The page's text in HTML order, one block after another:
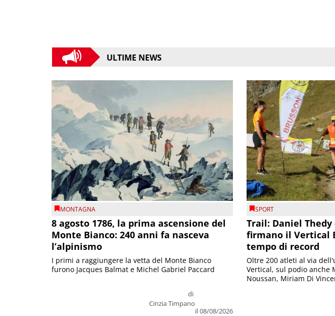
ULTIME NEWS
MONTAGNA
8 agosto 1786, la prima ascensione del
Monte Bianco: 240 anni fa nasceva
l’alpinismo
di
Cinzia Timpano
il 08/08/2026
I primi a raggiungere la vetta del Monte Bianco
furono Jacques Balmat e Michel Gabriel Paccard
SPORT
Trail: Daniel
firmano il Vertical
tempo di record
Oltre 200 atleti al via
Vertical, sul podio anche
Noussan, Miriam Di